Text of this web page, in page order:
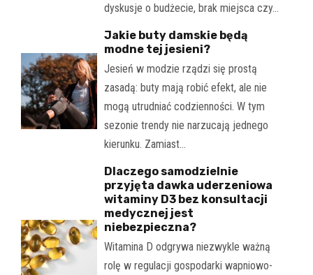
dyskusje o budżecie, brak miejsca czy…
Jakie buty damskie będą
modne tej jesieni?
Jesień w modzie rządzi się prostą
zasadą: buty mają robić efekt, ale nie
mogą utrudniać codzienności. W tym
sezonie trendy nie narzucają jednego
kierunku. Zamiast…
Dlaczego samodzielnie
przyjęta dawka uderzeniowa
witaminy D3 bez konsultacji
medycznej jest
niebezpieczna?
Witamina D odgrywa niezwykle ważną
rolę w regulacji gospodarki wapniowo-